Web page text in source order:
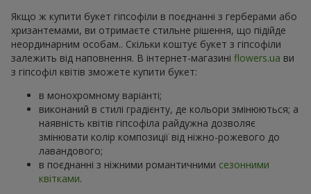
Якщо ж купити букет гіпсофіли в поєднанні з герберами або
хризантемами, ви отримаєте стильне рішення, що підійде
неординарним особам.. Скільки коштує букет з гіпсофіли
залежить від наповнення. В інтернет-магазині flowers.ua ви
з гіпсофіл квітів зможете купити букет:
в монохромному варіанті;
виконаний в стилі градієнту, де кольори змінюються; а
наявність квітів гіпсофіла райдужна дозволяє
змінювати колір композиції від ніжно-рожевого до
лавандового;
в поєднанні з ніжними романтичними сезонними
квітками.